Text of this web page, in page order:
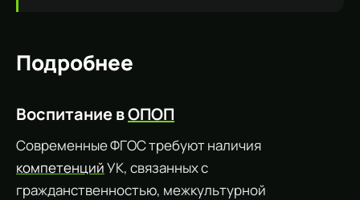
Подробнее
Воспитание вОПОП
Современные ФГОС требуют наличия
компетенцийУК, связанных с
гражданственностью, межкультурной